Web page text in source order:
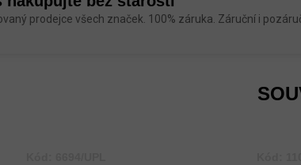
prodejce všech značek. 100% záruka. Záruční i